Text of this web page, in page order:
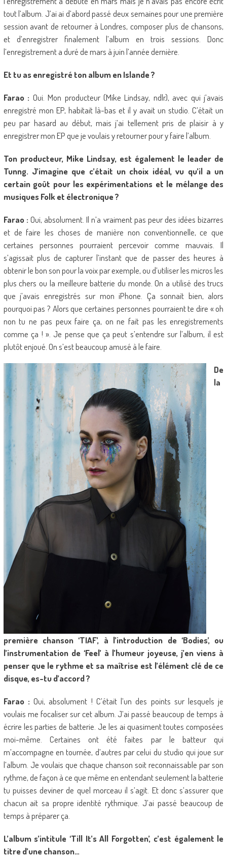
tout l’album. J’ai ai d’abord passé deux semaines pour une première
session avant de retourner à Londres, composer plus de chansons,
et d’enregistrer finalement l’album en trois sessions. Donc
l’enregistrement a duré de mars à juin l’année dernière.
Et tu as enregistré ton album en Islande ?
Farao : Oui. Mon producteur (Mike Lindsay, ndlr), avec qui j’avais
enregistré mon EP, habitait là-bas et il y avait un studio. C’était un
peu par hasard au début, mais j’ai tellement pris de plaisir à y
enregistrer mon EP que je voulais y retourner pour y faire l’album.
Ton producteur, Mike Lindsay, est également le leader de
Tunng. J’imagine que c’était un choix idéal, vu qu’il a un
certain goût pour les expérimentations et le mélange des
musiques Folk et électronique ?
Farao : Oui, absolument. Il n’a vraiment pas peur des idées bizarres
et de faire les choses de manière non conventionnelle, ce que
certaines personnes pourraient percevoir comme mauvais. Il
s’agissait plus de capturer l’instant que de passer des heures à
obtenir le bon son pour la voix par exemple, ou d’utiliser les micros les
plus chers ou la meilleure batterie du monde. On a utilisé des trucs
que j’avais enregistrés sur mon iPhone. Ça sonnait bien, alors
pourquoi pas ? Alors que certaines personnes pourraient te dire « oh
non tu ne pas peux faire ça, on ne fait pas les enregistrements
comme ça ! ». Je pense que ça peut s’entendre sur l’album, il est
plutôt enjoué. On s’est beaucoup amusé à le faire.
De
la
première chanson ‘TIAF’, à l’introduction de ‘Bodies’, ou
l’instrumentation de ‘Feel’ à l’humeur joyeuse, j’en viens à
penser que le rythme et sa maîtrise est l’élément clé de ce
disque, es-tu d’accord ?
Farao : Oui, absolument ! C’était l’un des points sur lesquels je
voulais me focaliser sur cet album. J’ai passé beaucoup de temps à
écrire les parties de batterie. Je les ai quasiment toutes composées
moi-même. Certaines ont été faites par le batteur qui
m’accompagne en tournée, d’autres par celui du studio qui joue sur
l’album. Je voulais que chaque chanson soit reconnaissable par son
rythme, de façon à ce que même en entendant seulement la batterie
tu puisses deviner de quel morceau il s’agit. Et donc s’assurer que
chacun ait sa propre identité rythmique. J’ai passé beaucoup de
temps à préparer ça.
L’album s’intitule ‘Till It’s All Forgotten’, c’est également le
titre d’une chanson…